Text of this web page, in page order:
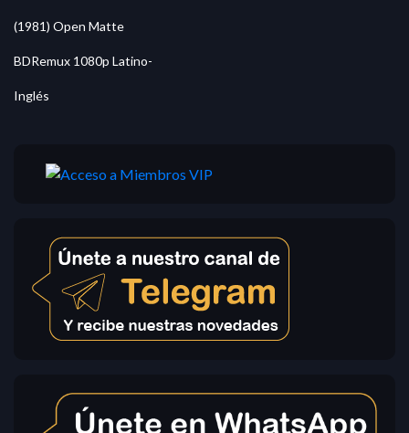
(1981) Open Matte
BDRemux 1080p Latino-
Inglés